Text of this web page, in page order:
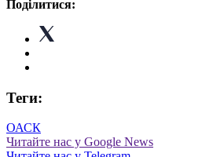
Поділитися:
Теги:
ОАСК
Читайте нас у Google News